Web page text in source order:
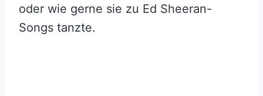
oder wie gerne sie zu Ed Sheeran-
Songs tanzte.